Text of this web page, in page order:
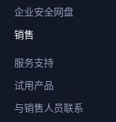
企业安全网盘
销售
服务支持
试用产品
与销售人员联系